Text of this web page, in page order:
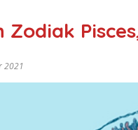
Zodiak
2021